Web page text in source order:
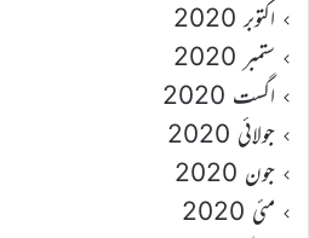
اکتوبر 2020
ستمبر 2020
اگست 2020
جولائی 2020
جون 2020
مئی 2020